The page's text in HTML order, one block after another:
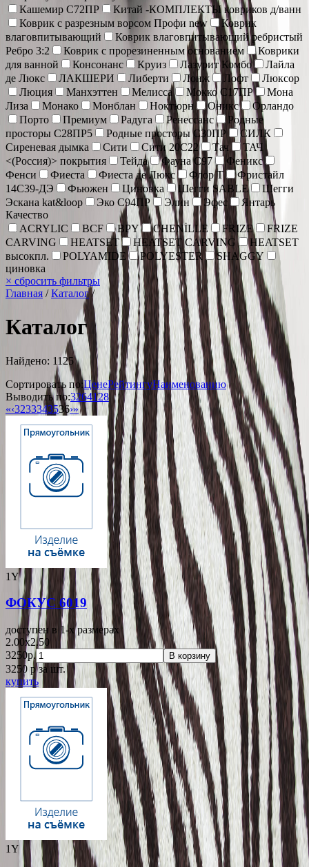
Кашемир С72ПР
Китай -КОМПЛЕКТЫ ковриков д/ванн
Коврик c разрезным ворсом Профи new
Коврик
влаговпитывающий
Коврик влаговпитывающий ребристый
Ребро 3:2
Коврик с прорезиненным основанием
Коврики
для ванной
Консонанс Круиз Лазурит Комбо
Лайла
де Люкс
ЛАКШЕРИ Либерти Лонж Лофт
Люксор
Люция
Манхэттен Мелисса Мокко С17ПР
Мона
Лиза
Монако Монблан Ноктюрн Оникс
Орландо
Порто
Премиум Радуга Ренессанс
Родные
просторы С28ПР5
Родные просторы С30ПР
СИЛК
Сиреневая дымка
Сити Сити 20С22 Тач
ТАЧ
<(Россия)> покрытия
Тейда Фауна С97
Феникс
Фенси
Фиеста Фиеста де Люкс Флор Т
Фристайл
14С39-ДЭ
Фьюжен Циновка Шегги SABLE
Шегги
Эскана kat&loop
Эко С94ПР Элин Эфес
Янтарь
Качество
ACRYLIC
BCF BPY CHENİLLE FRIZE
FRIZE
CARVING
HEATSET HEATSET CARVING
HEATSET
высокпл.
POLYAMIDE POLYESTER
SHAGGY
циновка
× сбросить фильтры
Главная /Каталог/
Каталог
Найдено: 1125
Сортировать по:ЦенеРейтингуНаименованию
Выводить по:3264128
«‹3233343536›»
1Y
ФОКУС 6019
доступен в 1-x размерах
2.00x2.50
3250р.
В корзину
3250 pза шт.
купить
1Y